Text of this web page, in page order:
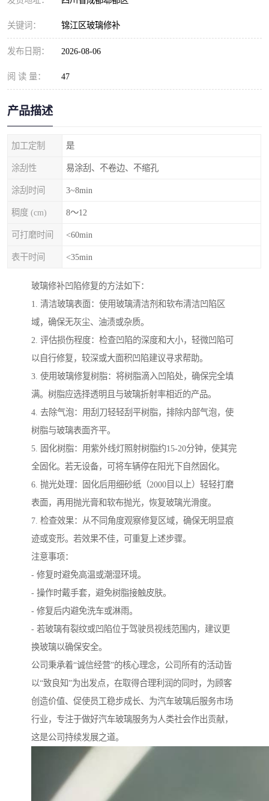
关键词： 锦江区玻璃修补
发布日期： 2026-08-06
阅 读 量： 47
产品描述
加工定制 是
涂刮性 易涂刮、不卷边、不缩孔
涂刮时间 3~8min
稠度 (cm) 8～12
可打磨时间 <60min
表干时间 <35min
玻璃修补凹陷修复的方法如下：
1. 清洁玻璃表面：使用玻璃清洁剂和软布清洁凹陷区
域，确保无灰尘、油渍或杂质。
2. 评估损伤程度：检查凹陷的深度和大小，轻微凹陷可
以自行修复，较深或大面积凹陷建议寻求帮助。
3. 使用玻璃修复树脂：将树脂滴入凹陷处，确保完全填
满。树脂应选择透明且与玻璃折射率相近的产品。
4. 去除气泡：用刮刀轻轻刮平树脂，排除内部气泡，使
树脂与玻璃表面齐平。
5. 固化树脂：用紫外线灯照射树脂约15-20分钟，使其完
全固化。若无设备，可将车辆停在阳光下自然固化。
6. 抛光处理：固化后用细砂纸（2000目以上）轻轻打磨
表面，再用抛光膏和软布抛光，恢复玻璃光滑度。
7. 检查效果：从不同角度观察修复区域，确保无明显痕
迹或变形。若效果不佳，可重复上述步骤。
注意事项：
- 修复时避免高温或潮湿环境。
- 操作时戴手套，避免树脂接触皮肤。
- 修复后内避免洗车或淋雨。
- 若玻璃有裂纹或凹陷位于驾驶员视线范围内，建议更
换玻璃以确保安全。
公司秉承着“诚信经营”的核心理念，公司所有的活动皆
以“致良知”为出发点，在取得合理利润的同时，为顾客
创造价值、促使员工稳步成长、为汽车玻璃后服务市场
行业，专注于做好汽车玻璃服务为人类社会作出贡献，
这是公司持续发展之道。